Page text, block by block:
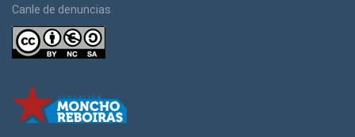
Canle de denuncias